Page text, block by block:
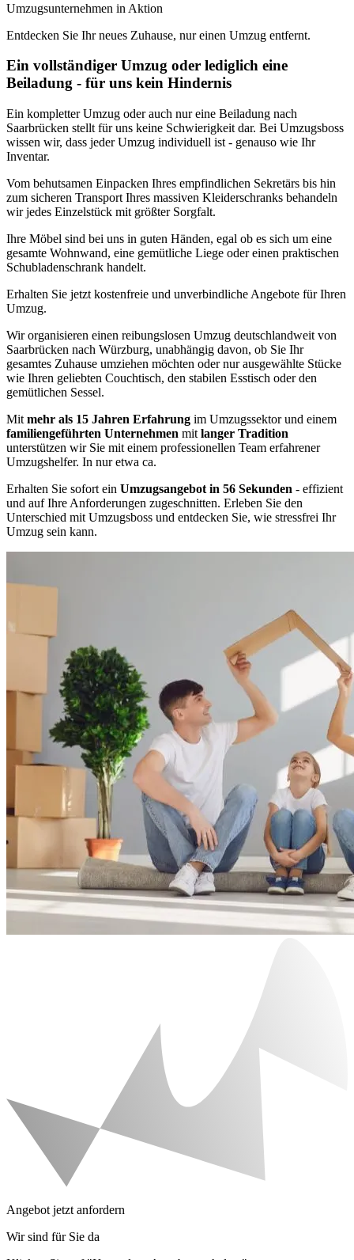
Umzugsunternehmen in Aktion
Entdecken Sie Ihr neues Zuhause, nur einen Umzug entfernt.
Ein vollständiger Umzug oder lediglich eine
Beiladung - für uns kein Hindernis
Ein kompletter Umzug oder auch nur eine Beiladung nach
Saarbrücken stellt für uns keine Schwierigkeit dar. Bei Umzugsboss
wissen wir, dass jeder Umzug individuell ist - genauso wie Ihr
Inventar.
Vom behutsamen Einpacken Ihres empfindlichen Sekretärs bis hin
zum sicheren Transport Ihres massiven Kleiderschranks behandeln
wir jedes Einzelstück mit größter Sorgfalt.
Ihre Möbel sind bei uns in guten Händen, egal ob es sich um eine
gesamte Wohnwand, eine gemütliche Liege oder einen praktischen
Schubladenschrank handelt.
Erhalten Sie jetzt kostenfreie und unverbindliche Angebote für Ihren
Umzug.
Wir organisieren einen reibungslosen Umzug deutschlandweit von
Saarbrücken nach Würzburg, unabhängig davon, ob Sie Ihr
gesamtes Zuhause umziehen möchten oder nur ausgewählte Stücke
wie Ihren geliebten Couchtisch, den stabilen Esstisch oder den
gemütlichen Sessel.
Mit mehr als 15 Jahren Erfahrung im Umzugssektor und einem
familiengeführten Unternehmen mit langer Tradition
unterstützen wir Sie mit einem professionellen Team erfahrener
Umzugshelfer. In nur etwa ca.
Erhalten Sie sofort ein Umzugsangebot in 56 Sekunden - effizient
und auf Ihre Anforderungen zugeschnitten. Erleben Sie den
Unterschied mit Umzugsboss und entdecken Sie, wie stressfrei Ihr
Umzug sein kann.
Angebot jetzt anfordern
Wir sind für Sie da